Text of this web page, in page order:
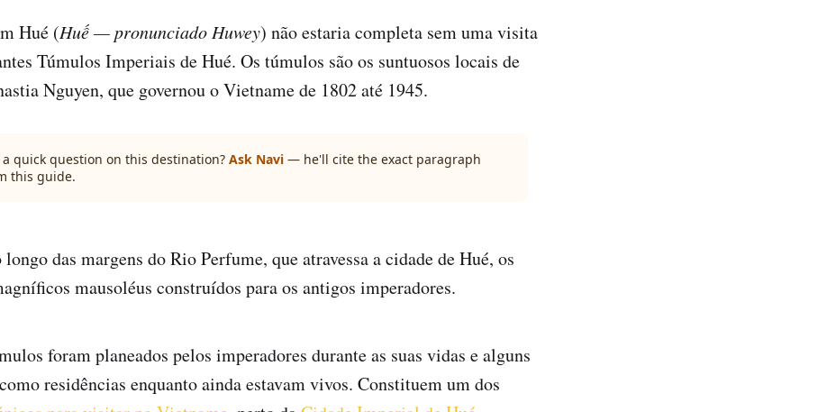
Hué (Huế — pronunciado Huwey) não estaria completa sem uma visita
Túmulos Imperiais de Hué. Os túmulos são os suntuosos locais de
Nguyen, que governou o Vietname de 1802 até 1945.
a quick question on this destination? Ask Navi — he'll cite the exact paragraph
this guide.
longo das margens do Rio Perfume, que atravessa a cidade de Hué, os
mausoléus construídos para os antigos imperadores.
foram planeados pelos imperadores durante as suas vidas e alguns
residências enquanto ainda estavam vivos. Constituem um dos